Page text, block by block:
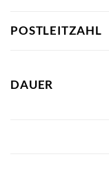
POSTLEITZAHL
DAUER